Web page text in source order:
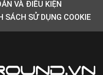
VÀ ĐIỀU KIỆN
SÁCH SỬ DỤNG COOKIE